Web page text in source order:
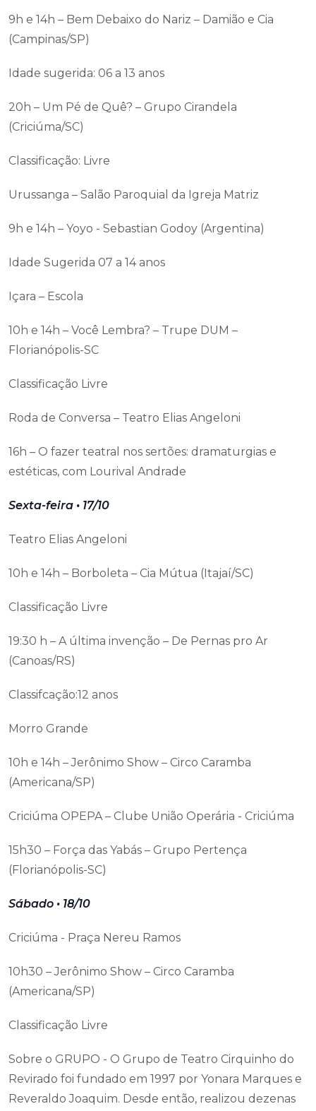
9h e 14h – Bem Debaixo do Nariz – Damião e Cia
(Campinas/SP)
Idade sugerida: 06 a 13 anos
20h – Um Pé de Quê? – Grupo Cirandela
(Criciúma/SC)
Classificação: Livre
Urussanga – Salão Paroquial da Igreja Matriz
9h e 14h – Yoyo - Sebastian Godoy (Argentina)
Idade Sugerida 07 a 14 anos
Içara – Escola
10h e 14h – Você Lembra? – Trupe DUM –
Florianópolis-SC
Classificação Livre
Roda de Conversa – Teatro Elias Angeloni
16h – O fazer teatral nos sertões: dramaturgias e
estéticas, com Lourival Andrade
Sexta-feira • 17/10
Teatro Elias Angeloni
10h e 14h – Borboleta – Cia Mútua (Itajaí/SC)
Classificação Livre
19:30 h – A última invenção – De Pernas pro Ar
(Canoas/RS)
Classifcação:12 anos
Morro Grande
10h e 14h – Jerônimo Show – Circo Caramba
(Americana/SP)
Criciúma OPEPA – Clube União Operária - Criciúma
15h30 – Força das Yabás – Grupo Pertença
(Florianópolis-SC)
Sábado • 18/10
Criciúma - Praça Nereu Ramos
10h30 – Jerônimo Show – Circo Caramba
(Americana/SP)
Classificação Livre
Sobre o GRUPO - O Grupo de Teatro Cirquinho do
Revirado foi fundado em 1997 por Yonara Marques e
Reveraldo Joaquim. Desde então, realizou dezenas